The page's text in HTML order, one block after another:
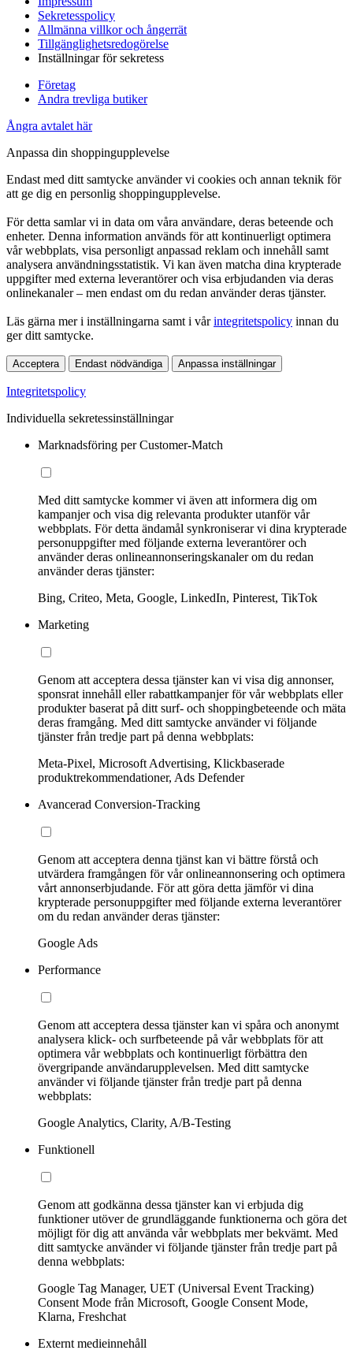
Sekretesspolicy
Allmänna villkor och ångerrät
Tillgänglighetsredogörelse
Inställningar för sekretess
Företag
Andra trevliga butiker
Ångra avtalet här
Anpassa din shoppingupplevelse
Endast med ditt samtycke använder vi cookies och annan teknik för
att ge dig en personlig shoppingupplevelse.
För detta samlar vi in data om våra användare, deras beteende och
enheter. Denna information används för att kontinuerligt optimera
vår webbplats, visa personligt anpassad reklam och innehåll samt
analysera användningsstatistik. Vi kan även matcha dina krypterade
uppgifter med externa leverantörer och visa erbjudanden via deras
onlinekanaler – men endast om du redan använder deras tjänster.
Läs gärna mer i inställningarna samt i vårintegritetspolicy innan du
ger ditt samtycke.
Acceptera Endast nödvändiga Anpassa inställningar
Integritetspolicy
Individuella sekretessinställningar
Marknadsföring per Customer-Match
Med ditt samtycke kommer vi även att informera dig om
kampanjer och visa dig relevanta produkter utanför vår
webbplats. För detta ändamål synkroniserar vi dina krypterade
personuppgifter med följande externa leverantörer och
använder deras onlineannonseringskanaler om du redan
använder deras tjänster:
Bing, Criteo, Meta, Google, LinkedIn, Pinterest, TikTok
Marketing
Genom att acceptera dessa tjänster kan vi visa dig annonser,
sponsrat innehåll eller rabattkampanjer för vår webbplats eller
produkter baserat på ditt surf- och shoppingbeteende och mäta
deras framgång. Med ditt samtycke använder vi följande
tjänster från tredje part på denna webbplats:
Meta-Pixel, Microsoft Advertising, Klickbaserade
produktrekommendationer, Ads Defender
Avancerad Conversion-Tracking
Genom att acceptera denna tjänst kan vi bättre förstå och
utvärdera framgången för vår onlineannonsering och optimera
vårt annonserbjudande. För att göra detta jämför vi dina
krypterade personuppgifter med följande externa leverantörer
om du redan använder deras tjänster:
Google Ads
Performance
Genom att acceptera dessa tjänster kan vi spåra och anonymt
analysera klick- och surfbeteende på vår webbplats för att
optimera vår webbplats och kontinuerligt förbättra den
övergripande användarupplevelsen. Med ditt samtycke
använder vi följande tjänster från tredje part på denna
webbplats:
Google Analytics, Clarity, A/B-Testing
Funktionell
Genom att godkänna dessa tjänster kan vi erbjuda dig
funktioner utöver de grundläggande funktionerna och göra det
möjligt för dig att använda vår webbplats mer bekvämt. Med
ditt samtycke använder vi följande tjänster från tredje part på
denna webbplats:
Google Tag Manager, UET (Universal Event Tracking)
Consent Mode från Microsoft, Google Consent Mode,
Klarna, Freshchat
Externt medieinnehåll